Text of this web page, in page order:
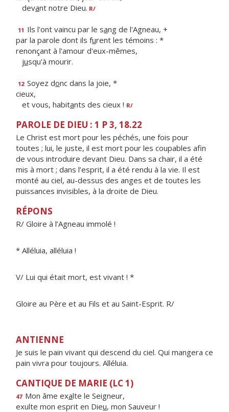
devant notre Dieu. R/
11 Ils l'ont vaincu par le sang de l'Agneau, +
par la parole dont ils furent les témoins : *
renonçant à l'amour d'eux-mêmes,
jusqu'à mourir.
12 Soyez donc dans la joie, *
cieux,
et vous, habitants des cieux ! R/
PAROLE DE DIEU : 1 P 3, 18.22
Le Christ est mort pour les péchés, une fois pour
toutes ; lui, le juste, il est mort pour les coupables afin
de vous introduire devant Dieu. Dans sa chair, il a été
mis à mort ; dans l’esprit, il a été rendu à la vie. Il est
monté au ciel, au-dessus des anges et de toutes les
puissances invisibles, à la droite de Dieu.
RÉPONS
R/ Gloire à l’Agneau immolé !
* Alléluia, alléluia !
V/ Lui qui était mort, est vivant ! *
Gloire au Père et au Fils et au Saint-Esprit. R/
ANTIENNE
Je suis le pain vivant qui descend du ciel. Qui mangera ce
pain vivra pour toujours. Alléluia.
CANTIQUE DE MARIE (LC 1)
47 Mon âme exalte le Seigneur,
exulte mon esprit en Dieu, mon Sauveur !